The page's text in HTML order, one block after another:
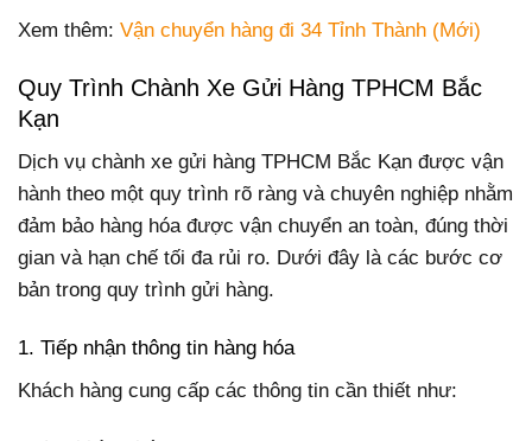
Xem thêm: Vận chuyển hàng đi 34 Tỉnh Thành (Mới)
Quy Trình Chành Xe Gửi Hàng TPHCM Bắc
Kạn
Dịch vụ chành xe gửi hàng TPHCM Bắc Kạn được vận
hành theo một quy trình rõ ràng và chuyên nghiệp nhằm
đảm bảo hàng hóa được vận chuyển an toàn, đúng thời
gian và hạn chế tối đa rủi ro. Dưới đây là các bước cơ
bản trong quy trình gửi hàng.
1. Tiếp nhận thông tin hàng hóa
Khách hàng cung cấp các thông tin cần thiết như: